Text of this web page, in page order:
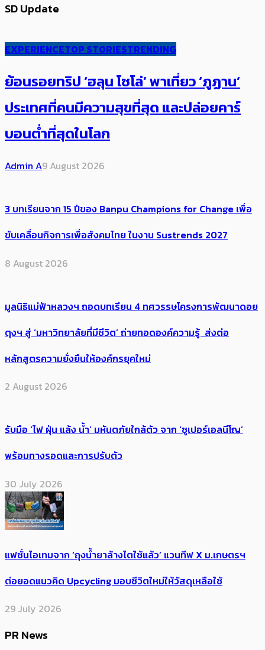
SD Update
EXPERIENCETOP STORIESTRENDING
ย้อนรอยทริป ‘ฮลุน โซโล่’ ​​พาเที่ยว ‘ภูฏาน’
ประเทศ​ที่คน​มีความสุข​ที่สุด​​ และปล่อยคาร์​
บอนต่ำที่สุดในโลก
Admin A9 August 2026
3 บทเรียนจาก 15 ปีของ Banpu Champions for Change เพื่อ
ขับเคลื่อนกิจการเพื่อสังคมไทย ในงาน Sustrends 2027
8 August 2026
มูลนิธิแม่ฟ้าหลวงฯ ถอดบทเรียน 4 ทศวรรษโครงการพัฒนาดอย
ตุงฯ สู่ ‘มหาวิทยาลัยที่มีชีวิต’ ถ่ายทอดองค์ความรู้ ส่งต่อ
หลักสูตรความยั่งยืนให้องค์กรยุคใหม่
2 August 2026
รับมือ ‘ไฟ ฝุ่น แล้ง น้ำ’ มหันตภัยใกล้ตัว จาก ‘ซูเปอร์เอลนีโญ’
พร้อมทางรอดและการปรับตัว
30 July 2026
แฟชั่นไอเทมจาก ‘ถุงน้ำยาล้างไตใช้แล้ว’ แวนทีฟ X ม.เกษตรฯ
ต่อยอดแนวคิด Upcycling มอบชีวิตใหม่ให้วัสดุเหลือใช้
29 July 2026
PR News